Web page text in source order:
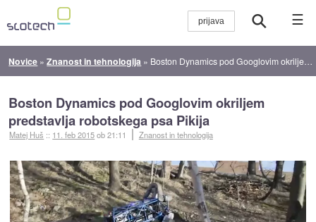
☰
Novice »Znanost in tehnologija » Boston Dynamics pod Googlovim okriljem predstavlja robotskega psa Pikija
Boston Dynamics pod Googlovim okriljem
predstavlja robotskega psa Pikija
Matej Huš :: 11. feb 2015ob 21:11 Znanost in tehnologija